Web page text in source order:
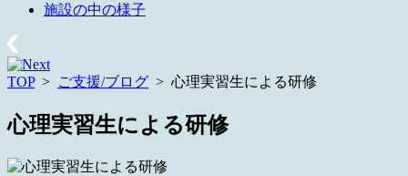
施設の中の様子
TOP> ご支援/ブログ > 心理実習生による研修
心理実習生による研修